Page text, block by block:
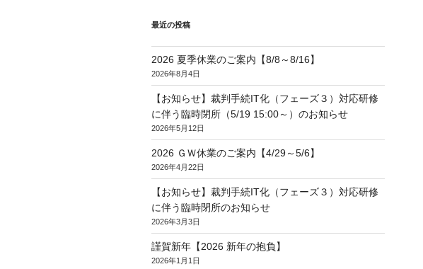
最近の投稿
2026 夏季休業のご案内【8/8～8/16】
2026年8月4日
【お知らせ】裁判手続IT化（フェーズ３）対応研修
に伴う臨時閉所（5/19 15:00～）のお知らせ
2026年5月12日
2026 ＧＷ休業のご案内【4/29～5/6】
2026年4月22日
【お知らせ】裁判手続IT化（フェーズ３）対応研修
に伴う臨時閉所のお知らせ
2026年3月3日
謹賀新年【2026 新年の抱負】
2026年1月1日